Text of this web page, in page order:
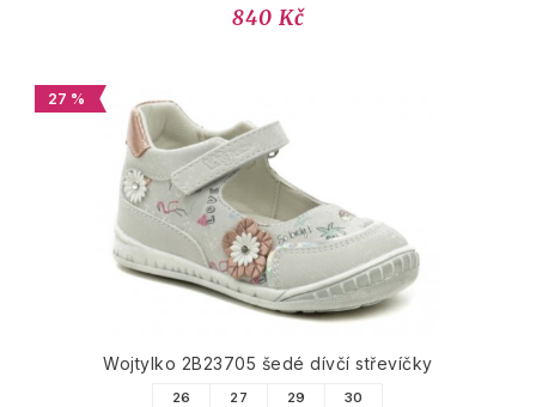
840 Kč
27 %
Wojtylko 2B23705 šedé dívčí střevíčky
26 27 29 30